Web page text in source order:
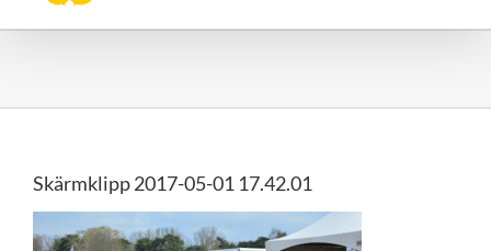
Skärmklipp 2017-05-01 17.42.01